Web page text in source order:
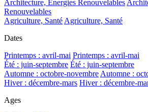
Architecture, Energies Renouvelables
Renouvelables
Agriculture, Santé Agriculture, Santé
Dates
Printemps : avril-mai Printemps : avril-mai
Été : juin-septembre Été : juin-septembre
Automne : octobre-novembre Automne :
Hiver : décembre-mars Hiver : décembre-
Ages